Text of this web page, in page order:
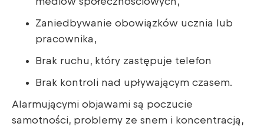
Zaniedbywanie obowiązków ucznia lub
pracownika,
Brak ruchu, który zastępuje telefon
Brak kontroli nad upływającym czasem.
Alarmującymi objawami są poczucie
samotności, problemy ze snem i koncentracją,